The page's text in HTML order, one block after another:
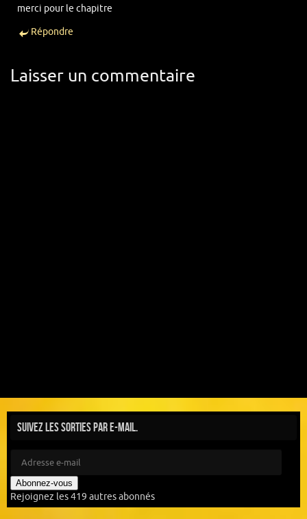
merci pour le chapitre
Répondre
Laisser un commentaire
Suivez les sorties par e-mail.
Abonnez-vous
Rejoignez les 419 autres abonnés